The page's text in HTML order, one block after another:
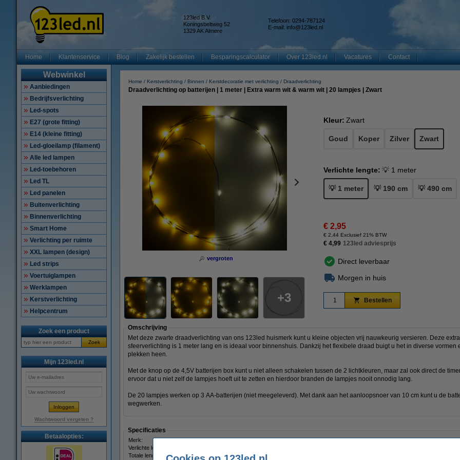
123led B.V.
Koningsbeltweg 52
1329 AK Almere
Telefoon: 0294-787124
E-mail: info@123led.nl
Home Klantenservice Blog Zakelijk bestellen Besparingscalculator Over 123led.nl Vacatures Contact
Webwinkel
Aanbiedingen
Bedrijfsverlichting
Led-spots
E27 (grote fitting)
E14 (kleine fitting)
Led-gloeilamp (filament)
Alle led lampen
Led-toebehoren
Led TL
Led panelen
Buitenverlichting
Binnenverlichting
Smart Home
Verlichting per ruimte
XXL lampen (design)
Led strips
Voertuiglampen
Werklampen
Kerstverlichting
Helpcentrum
Zoek een product
Zoek
Mijn 123led.nl
Wachtwoord vergeten ?
Betaalopties:
Home Kerstverlichting Binnen Kerstdecoratie met verlichting Draadverlichting
Draadverlichting op batterijen | 1 meter | Extra warm wit & warm wit | 20 lampjes | Zwart
vergroten
3
Kleur: Zwart
Goud Koper Zilver Zwart
Verlichte lengte: 💡 1 meter
💡 1 meter 💡 190 cm 💡 490 cm
€ 2,95
€ 2,44 Exclusief 21% BTW
€ 4,99 123led adviesprijs
Direct leverbaar
Morgen in huis
Bestellen
Omschrijving
Met deze zwarte draadverlichting van ons 123led huismerk kunt u kleine objecten vrij nauwkeurig versieren. Deze
sfeerverlichting is 1 meter lang en is ideaal voor binnenshuis. Dankzij het flexibele draad buigt u het in diverse vormen
plekken heen.
Met de knop op de 4,5V batterijen box kunt u niet alleen schakelen tussen de 2 lichtkleuren, maar zal ook direct de
ervoor dat u niet zelf de lampjes hoeft uit te zetten en hierdoor branden de lampjes nooit onnodig lang.
De 20 lampjes werken op 3 AA-batterijen (niet meegeleverd). Met dank aan het aanloopsnoer van 10 cm kunt u de
wegwerken.
Specificaties
Merk: 123led Batterijen inbegrepen: Nee
Verlichte lengte:
Totale lengte:
1.5 meter